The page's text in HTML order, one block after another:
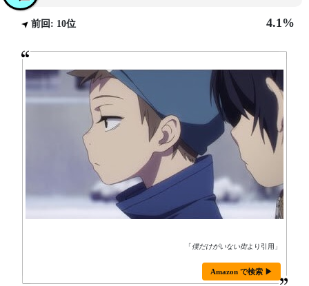
前回: 10位 4.1%
「僕だけがいない街より引用」
Amazon で検索 ▶